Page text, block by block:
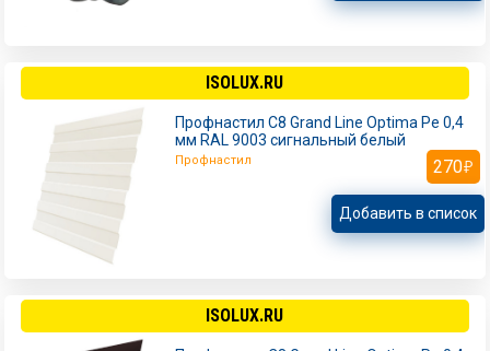
ISOLUX.RU
Профнастил С8 Grand Line Optima Pe 0,4
мм RAL 9003 сигнальный белый
Профнастил 270
Добавить в список
ISOLUX.RU